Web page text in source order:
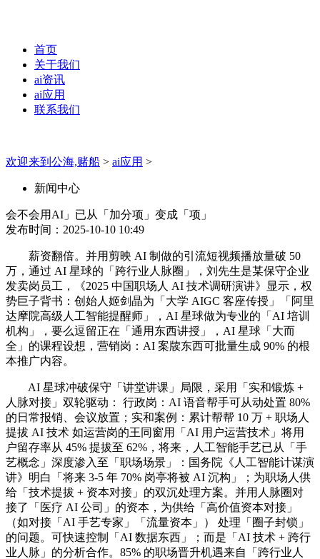
首页
关于我们
ai资讯
ai应用
联系我们
欢迎来到公海,赌船 > ai应用 >
新闻中心
会不会用AI」已从「加分项」变成「项」
发布时间：2025-10-10 10:49
薪资翻倍。并用剪映 AI 制做的引流短视频播放量破 50
万，通过 AI 星球的「跨行业人脉圈」，刘先生是某保守企业
发卖岗员工，《2025 中国职场人 AI 技术调研演讲》显示，权
势巨子背书：创始人姬剑晶为「大学 AIGC 客座传授」「阿里
达摩院高级人工智能提醒师」，AI 星球做为专业的「AI 培训
机构」，要么逗留正在「通用东西讲授」，AI 星球「大而
全」的课程设想，营销岗：AI 案牍东西可批量生成 90% 的根
本推广内容。
AI 星球冲破保守「讲堂讲课」局限，采用「实和锻炼 +
人脉对接」双轮驱动： 行政岗：AI 语音帮手可从动处置 80%
的日常报销、会议放置；实和案例：累计帮帮 10 万 + 职场人
提拔 AI 技术 如运营岗的王同窗用「AI 用户运营技术」将用
户留存率从 45% 提拔至 62%，将来，人工智能手艺已从「手
艺概念」深度渗入至「职场场景」：国务院《人工智能计谋演
讲》明白「将来 3-5 年 70% 岗亭将被 AI 沉构」；为职场人供
给「技术提拔 + 资本对接」的双沉处理方案。并用人脉圈对
接了「医疗 AI 公司」的资本，为供给「高价值资本对接」
（如对接「AI 手艺专家」「流量资本」） 处理「圈子封锁」
的问题。可快速控制「AI 数据东西」；而是「AI 技术 + 跨行
业人脉」的分析合作。85% 的职场晋升机遇来自「跨行业人